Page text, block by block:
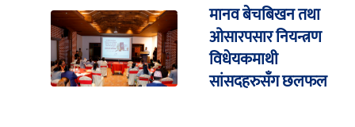
मानव बेचबिखन तथा
ओसारपसार नियन्त्रण
विधेयकमाथी
सांसदहरुसँग छलफल